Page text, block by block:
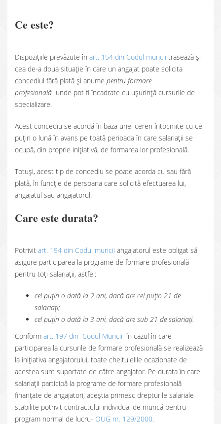
Ce este?
Dispozițiile prevăzute în art. 154 din Codul muncii trasează și
cea de-a doua situație în care un angajat poate solicita
concediul fără plată și anume pentru formare
profesională unde pot fi încadrate cu ușurință cursurile de
specializare.
Acest concediu se acordă în baza unei cereri întocmite cu cel
puțin o lună în avans pe toată perioada în care salariații se
ocupă, din proprie inițiativă, de formarea lor profesională.
Totuși, acest tip de concediu se poate acorda cu sau fără
plată, în funcție de persoana care solicită efectuarea lui,
angajatul sau angajatorul.
Care este durata?
Potrivit art. 194 din Codul muncii angajatorul este obligat să
asigure participarea la programe de formare profesională
pentru toți salariații, astfel:
cel puțin o dată la 2 ani, dacă are cel puțin 21 de
salariați;
cel puțin o dată la 3 ani, dacă are sub 21 de salariați.
Conform art. 197 din Codul Muncii în cazul în care
participarea la cursurile de formare profesională se realizează
la inițiativa angajatorului, toate cheltuielile ocazionate de
acestea sunt suportate de către angajator. Pe durata în care
salariații participă la programe de formare profesională
finanțate de angajatori, aceștia primesc drepturile salariale
stabilite potrivit contractului individual de muncă pentru
program normal de lucru- OUG nr. 129/2000.